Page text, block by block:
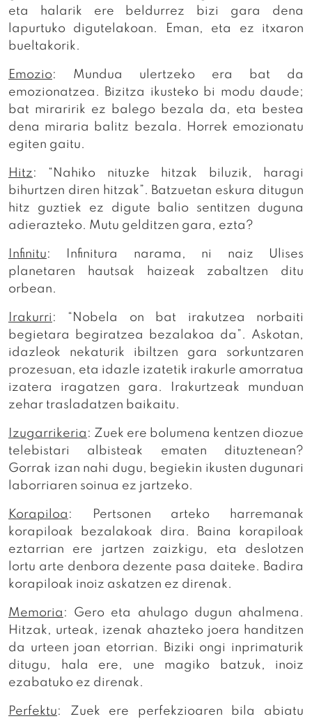
eta halarik ere beldurrez bizi gara dena
lapurtuko digutelakoan. Eman, eta ez itxaron
bueltakorik.
Emozio: Mundua ulertzeko era bat da
emozionatzea. Bizitza ikusteko bi modu daude;
bat miraririk ez balego bezala da, eta bestea
dena miraria balitz bezala. Horrek emozionatu
egiten gaitu.
Hitz: “Nahiko nituzke hitzak biluzik, haragi
bihurtzen diren hitzak”. Batzuetan eskura ditugun
hitz guztiek ez digute balio sentitzen duguna
adierazteko. Mutu gelditzen gara, ezta?
Infinitu: Infinitura narama, ni naiz Ulises
planetaren hautsak haizeak zabaltzen ditu
orbean.
Irakurri : “Nobela on bat irakutzea norbaiti
begietara begiratzea bezalakoa da”. Askotan,
idazleok nekaturik ibiltzen gara sorkuntzaren
prozesuan, eta idazle izatetik irakurle amorratua
izatera iragatzen gara. Irakurtzeak munduan
zehar trasladatzen baikaitu.
Izugarrikeria : Zuek ere bolumena kentzen diozue
telebistari albisteak ematen dituztenean?
Gorrak izan nahi dugu, begiekin ikusten dugunari
laborriaren soinua ez jartzeko.
Korapiloa : Pertsonen arteko harremanak
korapiloak bezalakoak dira. Baina korapiloak
eztarrian ere jartzen zaizkigu, eta deslotzen
lortu arte denbora dezente pasa daiteke. Badira
korapiloak inoiz askatzen ez direnak.
Memoria : Gero eta ahulago dugun ahalmena.
Hitzak, urteak, izenak ahazteko joera handitzen
da urteen joan etorrian. Biziki ongi inprimaturik
ditugu, hala ere, une magiko batzuk, inoiz
ezabatuko ez direnak.
Perfektu: Zuek ere perfekzioaren bila abiatu